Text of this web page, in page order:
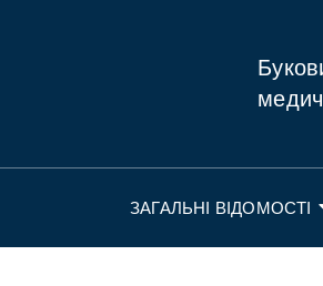
ЗАГАЛЬНІ ВІДОМОСТІ